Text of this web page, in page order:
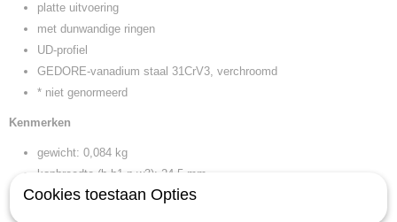
0,08 Kg
Afmetingen (l,b,h)
17,50 x 9 x 2,50 cm
platte uitvoering
met dunwandige ringen
UD-profiel
GEDORE-vanadium staal 31CrV3, verchroomd
* niet genormeerd
Kenmerken
gewicht: 0,084 kg
kopbreedte (b b1 n w3): 24,5 mm
kopbreedte (b2): 25,5 mm
Cookies toestaan Opties